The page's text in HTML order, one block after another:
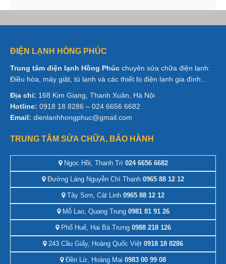
ĐIỆN LẠNH HỒNG PHÚC
Trung tâm điện lạnh Hồng Phúc chuyên sửa chữa điện lạnh:
Điều hòa, máy giặt, tủ lạnh và các thiết bị điện lạnh gia đình…
Địa chỉ: 168 Kim Giang, Thanh Xuân, Hà Nội
Hotline: 0918 18 8286 – 024 6656 6682
Email: dienlanhhongphuc@gmail.com
TRUNG TÂM SỬA CHỮA, BẢO HÀNH
Ngọc Hồi, Thanh Trì 024 6656 6682
Đường Láng Nguyễn Chí Thanh 0965 88 12 12
Tây Sơn, Cát Linh 0965 88 12 12
Mỗ Lao, Quang Trung0981 81 91 26
Phố Huế, Hai Bà Trưng0988 218 126
243 Cầu Giấy, Hoàng Quốc Việt 0918 18 8286
Đền Lừ, Hoàng Mai 0983 00 99 08